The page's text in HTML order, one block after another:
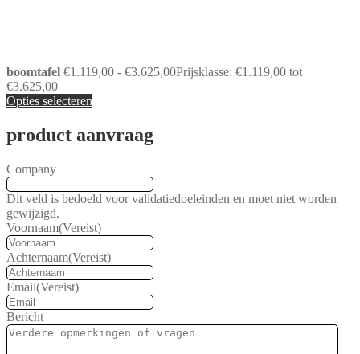
boomtafel €1.119,00 - €3.625,00Prijsklasse: €1.119,00 tot
€3.625,00
Opties selecteren
product aanvraag
Company
Dit veld is bedoeld voor validatiedoeleinden en moet niet worden
gewijzigd.
Voornaam(Vereist)
Achternaam(Vereist)
Email(Vereist)
Bericht